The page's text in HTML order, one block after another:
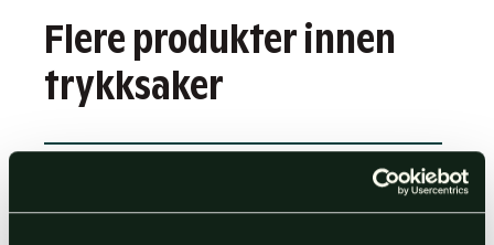
Flere produkter innen
trykksaker